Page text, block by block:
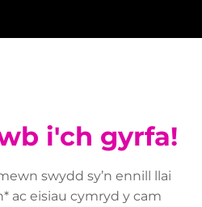
i'ch gyrfa!
swydd sy’n ennill llai
ac eisiau cymryd y cam